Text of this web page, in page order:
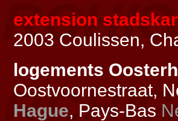
extension
2003 Coulissen,
logements
Oostvoornestraat,
Hague, Pays-Bas